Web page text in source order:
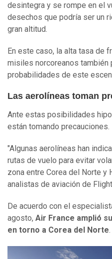
desintegra y se rompe en el
desechos que podría ser un
gran altitud.
En este caso, la alta tasa de
misiles norcoreanos también
probabilidades de este
Las aerolíneas toman
Ante estas posibilidades
están tomando precauciones.
"Algunas aerolíneas han
rutas de vuelo para evitar
zona entre Corea del Norte y
analistas de aviación de
De acuerdo con el
agosto, Air France amplió
en torno a Corea del Norte.